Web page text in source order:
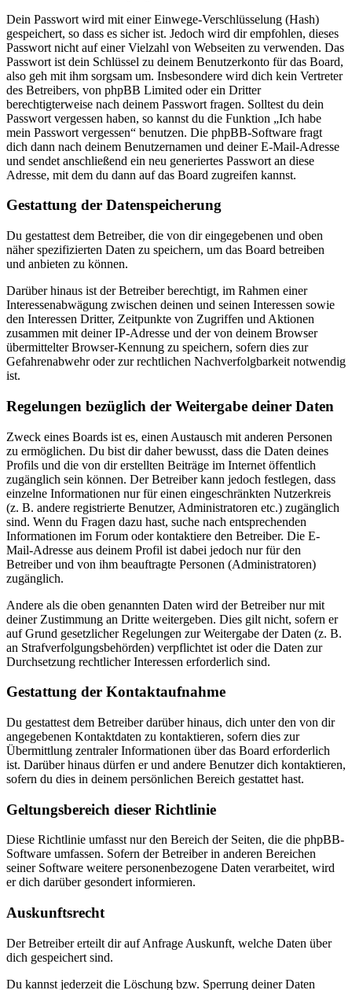
Dein Passwort wird mit einer Einwege-Verschlüsselung (Hash)
gespeichert, so dass es sicher ist. Jedoch wird dir empfohlen, dieses
Passwort nicht auf einer Vielzahl von Webseiten zu verwenden. Das
Passwort ist dein Schlüssel zu deinem Benutzerkonto für das Board,
also geh mit ihm sorgsam um. Insbesondere wird dich kein Vertreter
des Betreibers, von phpBB Limited oder ein Dritter
berechtigterweise nach deinem Passwort fragen. Solltest du dein
Passwort vergessen haben, so kannst du die Funktion „Ich habe
mein Passwort vergessen“ benutzen. Die phpBB-Software fragt
dich dann nach deinem Benutzernamen und deiner E-Mail-Adresse
und sendet anschließend ein neu generiertes Passwort an diese
Adresse, mit dem du dann auf das Board zugreifen kannst.
Gestattung der Datenspeicherung
Du gestattest dem Betreiber, die von dir eingegebenen und oben
näher spezifizierten Daten zu speichern, um das Board betreiben
und anbieten zu können.
Darüber hinaus ist der Betreiber berechtigt, im Rahmen einer
Interessenabwägung zwischen deinen und seinen Interessen sowie
den Interessen Dritter, Zeitpunkte von Zugriffen und Aktionen
zusammen mit deiner IP-Adresse und der von deinem Browser
übermittelter Browser-Kennung zu speichern, sofern dies zur
Gefahrenabwehr oder zur rechtlichen Nachverfolgbarkeit notwendig
ist.
Regelungen bezüglich der Weitergabe deiner Daten
Zweck eines Boards ist es, einen Austausch mit anderen Personen
zu ermöglichen. Du bist dir daher bewusst, dass die Daten deines
Profils und die von dir erstellten Beiträge im Internet öffentlich
zugänglich sein können. Der Betreiber kann jedoch festlegen, dass
einzelne Informationen nur für einen eingeschränkten Nutzerkreis
(z. B. andere registrierte Benutzer, Administratoren etc.) zugänglich
sind. Wenn du Fragen dazu hast, suche nach entsprechenden
Informationen im Forum oder kontaktiere den Betreiber. Die E-
Mail-Adresse aus deinem Profil ist dabei jedoch nur für den
Betreiber und von ihm beauftragte Personen (Administratoren)
zugänglich.
Andere als die oben genannten Daten wird der Betreiber nur mit
deiner Zustimmung an Dritte weitergeben. Dies gilt nicht, sofern er
auf Grund gesetzlicher Regelungen zur Weitergabe der Daten (z. B.
an Strafverfolgungsbehörden) verpflichtet ist oder die Daten zur
Durchsetzung rechtlicher Interessen erforderlich sind.
Gestattung der Kontaktaufnahme
Du gestattest dem Betreiber darüber hinaus, dich unter den von dir
angegebenen Kontaktdaten zu kontaktieren, sofern dies zur
Übermittlung zentraler Informationen über das Board erforderlich
ist. Darüber hinaus dürfen er und andere Benutzer dich kontaktieren,
sofern du dies in deinem persönlichen Bereich gestattet hast.
Geltungsbereich dieser Richtlinie
Diese Richtlinie umfasst nur den Bereich der Seiten, die die phpBB-
Software umfassen. Sofern der Betreiber in anderen Bereichen
seiner Software weitere personenbezogene Daten verarbeitet, wird
er dich darüber gesondert informieren.
Auskunftsrecht
Der Betreiber erteilt dir auf Anfrage Auskunft, welche Daten über
dich gespeichert sind.
Du kannst jederzeit die Löschung bzw. Sperrung deiner Daten